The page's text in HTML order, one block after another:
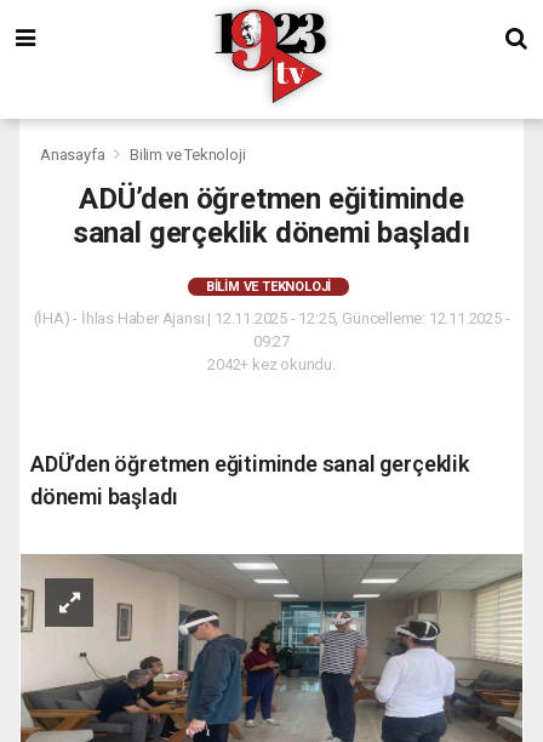
Anasayfa Bilim ve Teknoloji
ADÜ’den öğretmen eğitiminde
sanal gerçeklik dönemi başladı
BILIM VE TEKNOLOJI
(İHA) - İhlas Haber Ajansı | 12.11.2025 - 12:25, Güncelleme: 12.11.2025 -
09:27
2042+ kez okundu.
ADÜ’den öğretmen eğitiminde sanal gerçeklik
dönemi başladı